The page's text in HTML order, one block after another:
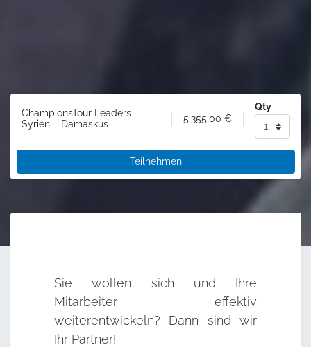
ChampionsTour Leaders –
Syrien – Damaskus
5.355,00 €
Qty
Teilnehmen
Sie wollen sich und Ihre
Mitarbeiter effektiv
weiterentwickeln? Dann sind wir
Ihr Partner!